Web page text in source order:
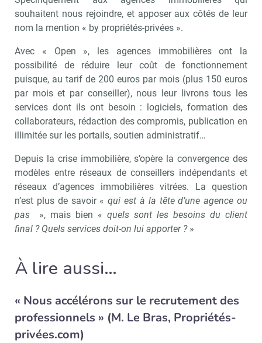
souhaitent nous rejoindre, et apposer aux côtés de leur
nom la mention « by propriétés-privées ».
Avec « Open », les agences immobilières ont la
possibilité de réduire leur coût de fonctionnement
puisque, au tarif de 200 euros par mois (plus 150 euros
par mois et par conseiller), nous leur livrons tous les
services dont ils ont besoin : logiciels, formation des
collaborateurs, rédaction des compromis, publication en
illimitée sur les portails, soutien administratif…
Depuis la crise immobilière, s’opère la convergence des
modèles entre réseaux de conseillers indépendants et
réseaux d’agences immobilières vitrées. La question
n’est plus de savoir «qui est à la tête d’une agence ou
pas
», mais bien « quels sont les besoins du client
final ? Quels services doit-on lui apporter ?»
À lire aussi…
« Nous accélérons sur le recrutement des
professionnels » (M. Le Bras, Propriétés-
privées.com)